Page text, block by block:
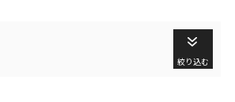
絞り込む